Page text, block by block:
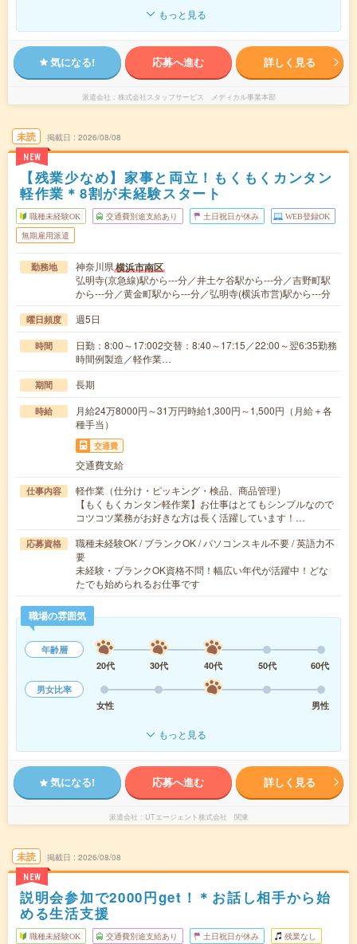
もっと見る
気になる! 応募へ進む 詳しく見る
派遣会社 株式会社スタッフサービス メディカル事業本部
未読
NEW
掲載日 2026/08/08
【残業少なめ】家事と両立！もくもくカンタン
軽作業＊8割が未経験スタート
職種未経験OK 交通費別途支給あり 土日祝日が休み WEB登録OK
無期雇用派遣
勤務地 神奈川県横浜市南区
弘明寺(京急線)駅から---分／井土ケ谷駅から---分／吉野町駅
から---分／黄金町駅から---分／弘明寺(横浜市営)駅から---分
曜日頻度 週5日
時間
日勤：8:00～17:002交替：8:40～17:15／22:00～翌6:35勤務
時間例製造／軽作業…
期間 長期
時給
月給24万8000円～31万円時給1,300円～1,500円（月給＋各
種手当）
交通費
交通費支給
仕事内容
軽作業（仕分け・ピッキング・検品、商品管理）
【もくもくカンタン軽作業】お仕事はとてもシンプルなので
コツコツ業務がお好きな方は長く活躍しています！…
応募資格
職種未経験OK / ブランクOK / パソコンスキル不要 / 英語力不
要
未経験・ブランクOK資格不問！幅広い年代が活躍中！どな
たでも始められるお仕事です
職場の雰囲気
年齢層
20代
30代 40代 50代
60代
男女比率
女性
男性
もっと見る
気になる! 応募へ進む 詳しく見る
派遣会社 UTエージェント株式会社 関東
未読
NEW
掲載日 2026/08/08
説明会参加で2000円get！＊お話し相手から始
める生活支援
職種未経験OK 交通費別途支給あり 土日祝日が休み 残業なし